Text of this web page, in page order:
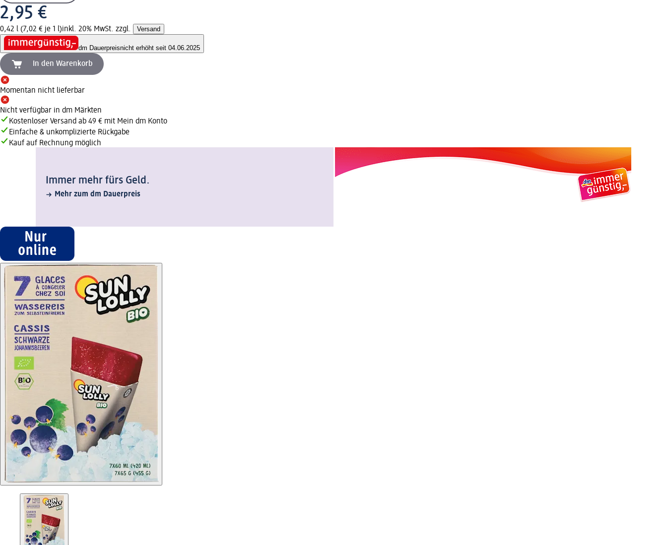
2,95 €
0,42 l (7,02 € je 1 l)inkl. 20% MwSt. zzgl. Versand
dm Dauerpreisnicht erhöht seit 04.06.2025
In den Warenkorb
Momentan nicht lieferbar
Nicht verfügbar in dm Märkten
Kostenloser Versand ab 49 € mit Mein dm Konto
Einfache & unkomplizierte Rückgabe
Kauf auf Rechnung möglich
Immer mehr fürs Geld.
Mehr zum dm Dauerpreis